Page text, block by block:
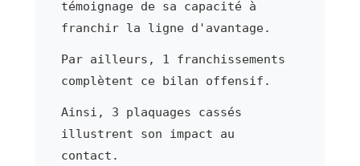
témoignage de sa capacité à
franchir la ligne d'avantage.
Par ailleurs, 1 franchissements
complètent ce bilan offensif.
Ainsi, 3 plaquages cassés
illustrent son impact au
contact.